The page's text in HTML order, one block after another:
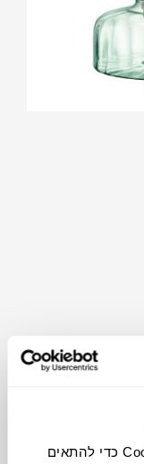
אנחנו משתמשים בקובצי Cookie כדי להתאים